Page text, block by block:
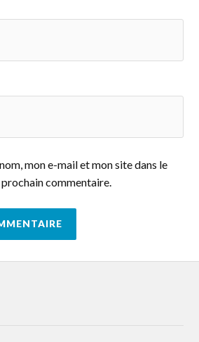
mon e-mail et mon site dans le
commentaire.